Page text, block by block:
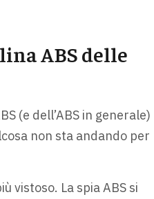
ABS delle
(e dell’ABS in generale)
non sta andando per
vistoso. La spia ABS si